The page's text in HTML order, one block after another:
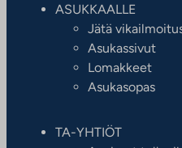
ASUKKAALLE
Jätä
Asukassivut
Lomakkeet
Asukasopas
TA-YHTIÖT